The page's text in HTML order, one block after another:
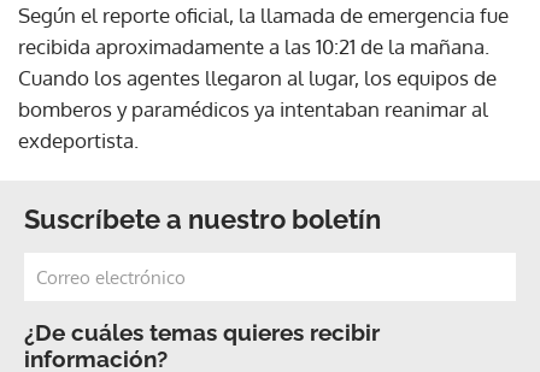
Según el reporte oficial, la llamada de emergencia fue
recibida aproximadamente a las 10:21 de la mañana.
Cuando los agentes llegaron al lugar, los equipos de
bomberos y paramédicos ya intentaban reanimar al
exdeportista.
Suscríbete a nuestro boletín
¿De cuáles temas quieres recibir
información?